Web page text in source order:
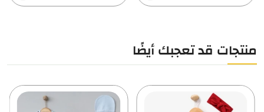
منتجات قد تعجبك أيضًا